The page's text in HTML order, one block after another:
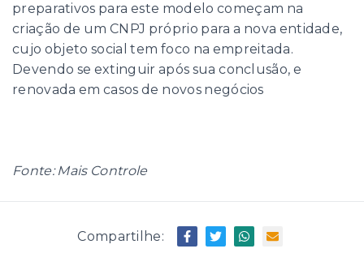
preparativos para este modelo começam na
criação de um CNPJ próprio para a nova entidade,
cujo objeto social tem foco na empreitada.
Devendo se extinguir após sua conclusão, e
renovada em casos de novos negócios
Fonte: Mais Controle
Compartilhe: